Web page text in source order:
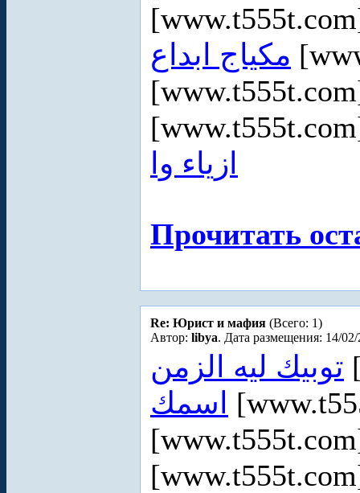
مكياج ابداع
ازياء وا
Прочитать
Re: Юрист и мафия (Всего: 1)
Автор: libya. Дата размещения: 14/02/
توبيك ليه الزمن
اسمك